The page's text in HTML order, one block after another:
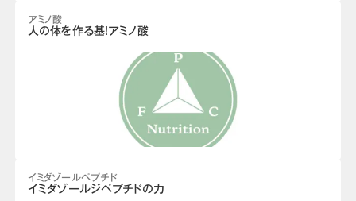
アミノ酸
人の体を作る基！アミノ酸
イミダゾールペプチド
イミダゾールジペプチドの力